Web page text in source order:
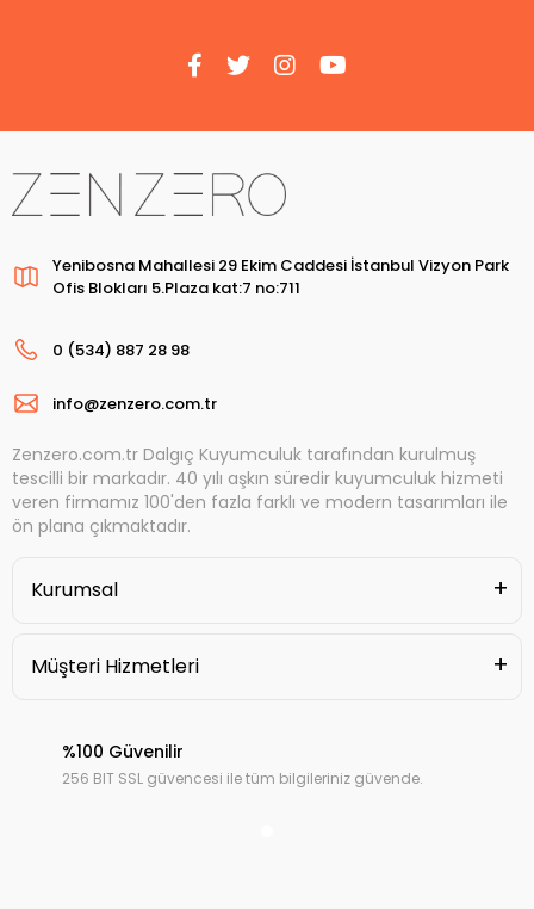
Yenibosna Mahallesi 29 Ekim Caddesi İstanbul Vizyon Park
Ofis Blokları 5.Plaza kat:7 no:711
0 (534) 887 28 98
info@zenzero.com.tr
Zenzero.com.tr Dalgıç Kuyumculuk tarafından kurulmuş
tescilli bir markadır. 40 yılı aşkın süredir kuyumculuk hizmeti
veren firmamız 100'den fazla farklı ve modern tasarımları ile
ön plana çıkmaktadır.
Kurumsal
Müşteri Hizmetleri
%100 Güvenilir
256 BIT SSL güvencesi ile tüm bilgileriniz güvende.